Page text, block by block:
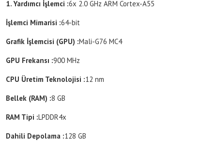
1. Yardımcı İşlemci :6x 2.0 GHz ARM Cortex-A55
İşlemci Mimarisi :64-bit
Grafik İşlemcisi (GPU) :Mali-G76 MC4
GPU Frekansı :900 MHz
CPU Üretim Teknolojisi :12 nm
Bellek (RAM) :8 GB
RAM Tipi :LPDDR4x
Dahili Depolama :128 GB